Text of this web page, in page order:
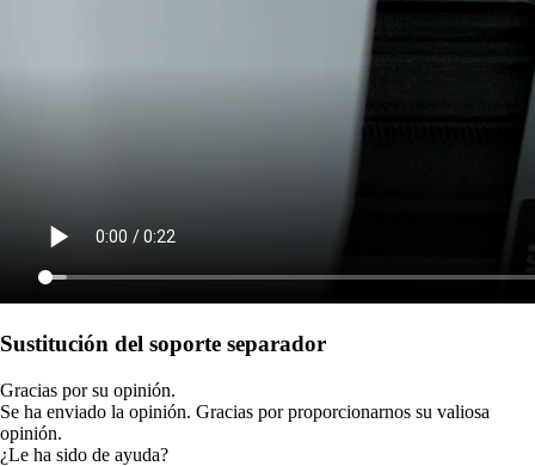
Sustitución del soporte separador
Gracias por su opinión.
Se ha enviado la opinión. Gracias por proporcionarnos su valiosa
opinión.
¿Le ha sido de ayuda?